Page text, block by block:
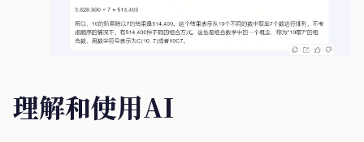
理解和使用AI